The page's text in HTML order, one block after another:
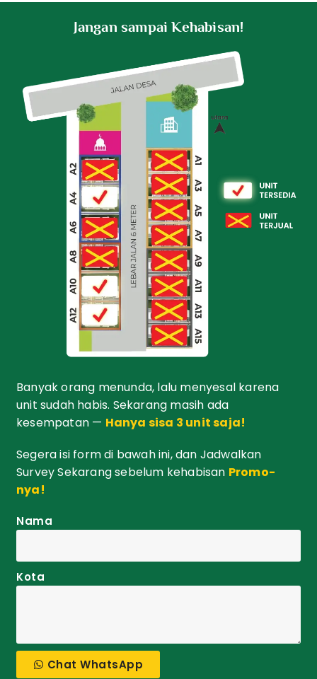
Jangan sampai Kehabisan!
Banyak orang menunda, lalu menyesal karena
unit sudah habis. Sekarang masih ada
kesempatan — Hanya sisa 3 unit saja!
Segera isi form di bawah ini, dan Jadwalkan
Survey Sekarang sebelum kehabisan Promo-
nya!
Nama
Kota
Chat WhatsApp